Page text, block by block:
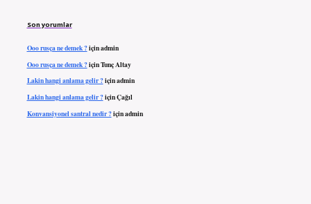
Son yorumlar
Ooo rusça ne demek ?içinadmin
Ooo rusça ne demek ?içinTunç Altay
Lakin hangi anlama gelir ?içinadmin
Lakin hangi anlama gelir ?içinÇağıl
Konvansiyonel santral nedir ?içinadmin